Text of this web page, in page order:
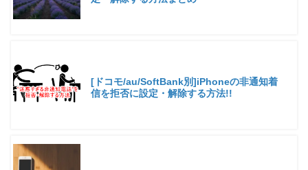
[ドコモ/au/SoftBank別]iPhoneの非通知着
信を拒否に設定・解除する方法!!